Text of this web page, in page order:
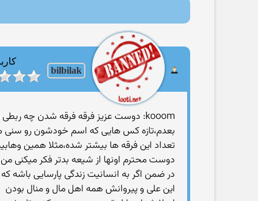
bilbilak
kooom: دوست عزیز فرقه فرقه شدن چه ربطی به رفض داره؟
بعدم،تازه كس هایی كه اسم خودشون رو سنی
تعداد این فرقه ها بیشتر شده،مثلا همین
دوست محترم اونها از شیعه بدتر فکر میکنی من
در ضمن اگر به انسانیت زندگی پارسایی باشه
این علی و پیروانش همه اهل مال و منال بودن